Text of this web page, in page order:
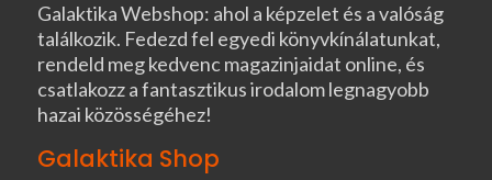
Galaktika Webshop: ahol a képzelet és a valóság
találkozik. Fedezd fel egyedi könyvkínálatunkat,
rendeld meg kedvenc magazinjaidat online, és
csatlakozz a fantasztikus irodalom legnagyobb
hazai közösségéhez!
Galaktika Shop